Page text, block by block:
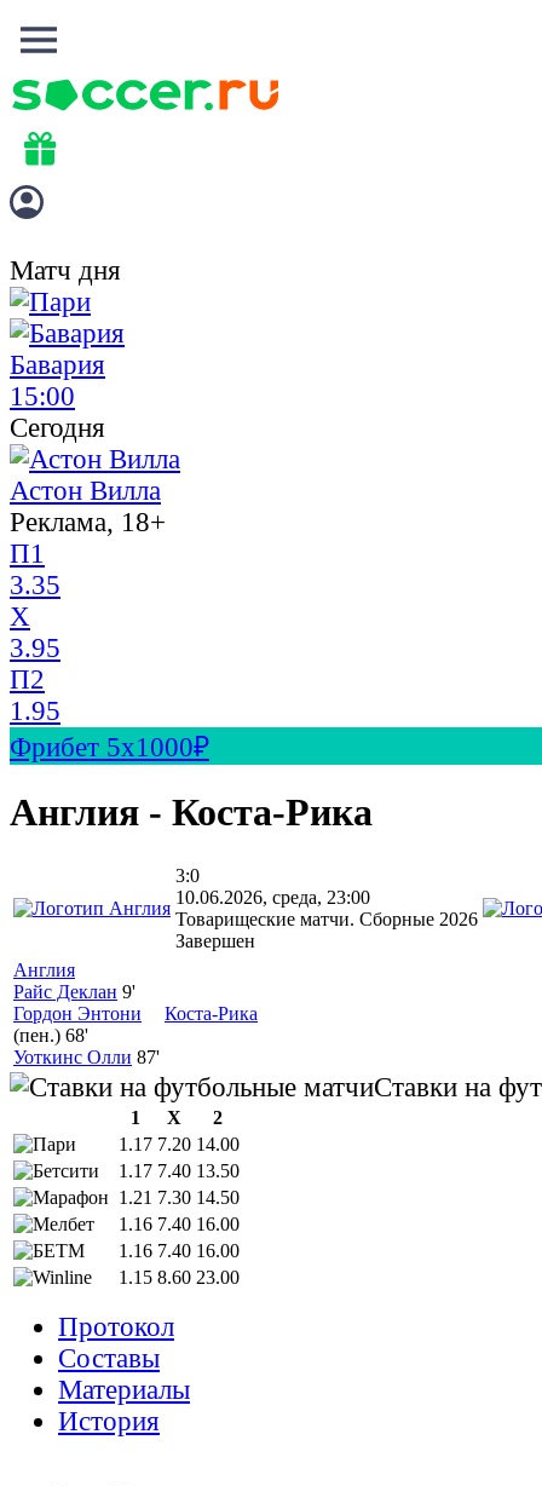
Матч дня
Бавария
15:00
Сегодня
Астон Вилла
Реклама, 18+
П1
3.35
X
3.95
П2
1.95
Фрибет 5х1000₽
Англия - Коста-Рика
3:0
10.06.2026, среда, 23:00
Товарищеские матчи. Сборные 2026
Завершен
Англия
Райс Деклан 9'
Гордон Энтони
(пен.) 68'
Уоткинс Олли 87'
Коста-Рика
Ставки на
1 X
2
1.17 7.20 14.00
1.17 7.40 13.50
1.21 7.30 14.50
1.16 7.40 16.00
1.16 7.40 16.00
1.15 8.60 23.00
Протокол
Составы
Материалы
История